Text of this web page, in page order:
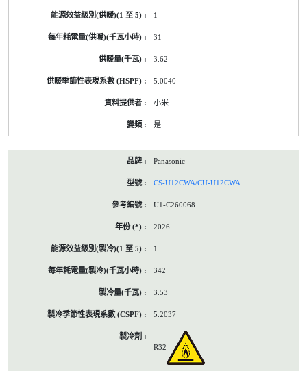
1
31
3.62
5.0040
小米
是
Panasonic
CS-U12CWA/CU-U12CWA
U1-C260068
2026
1
342
3.53
5.2037
R32